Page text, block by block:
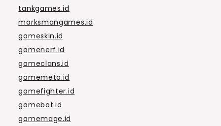
tankgames.id
marksmangames.id
gameskin.id
gamenerf.id
gameclans.id
gamemeta.id
gamefighter.id
gamebot.id
gamemage.id